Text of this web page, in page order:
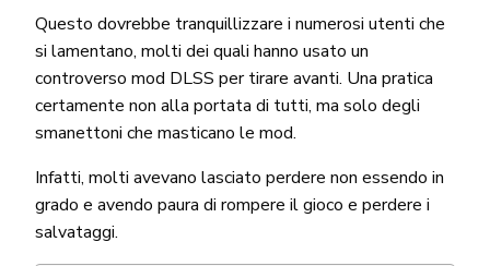
Questo dovrebbe tranquillizzare i numerosi utenti che
si lamentano, molti dei quali hanno usato un
controverso mod DLSS per tirare avanti. Una pratica
certamente non alla portata di tutti, ma solo degli
smanettoni che masticano le mod.
Infatti, molti avevano lasciato perdere non essendo in
grado e avendo paura di rompere il gioco e perdere i
salvataggi.